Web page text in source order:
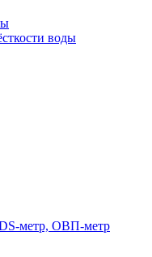
воды
метр, ОВП-метр